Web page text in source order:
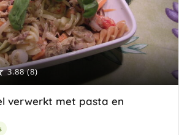
3.88 (8)
verwerkt met pasta en